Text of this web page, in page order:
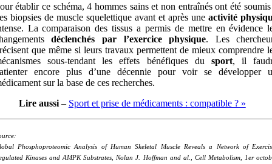
établir ce schéma, 4 hommes sains et non entraînés ont été
biopsies de muscle squelettique avant et après uneactivité
La comparaison des tissus a permis de mettre en évidence
déclenchés par l’exercice physique. Les
que même si leurs travaux permettent de mieux comprendre
sous-tendant les effets bénéfiques du sport, il
encore plus d’une décennie pour voir se développer
sur la base de ces recherches.
Lire aussi– Sport et prise de médicaments : compatible ? »
Phosphoproteomic Analysis of Human Skeletal Muscle Reveals a Network of
Kinases and AMPK Substrates, Nolan J. Hoffman and al., Cell Metabolism, 1er